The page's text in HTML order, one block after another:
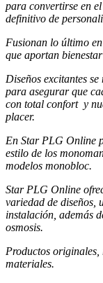
para convertirse en
definitivo de
Fusionan lo último
que aportan
Diseños excitantes
para asegurar que
con total confort y
placer.
En Star PLG Online
estilo de los
modelos monobloc.
Star PLG Online
variedad de diseños,
instalación, además
osmosis.
Productos originales,
materiales.